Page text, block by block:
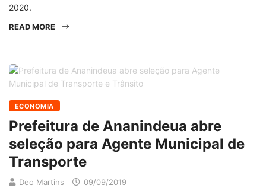
2020.
READ MORE
ECONOMIA
Prefeitura de Ananindeua abre
seleção para Agente Municipal de
Transporte
Deo Martins 09/09/2019